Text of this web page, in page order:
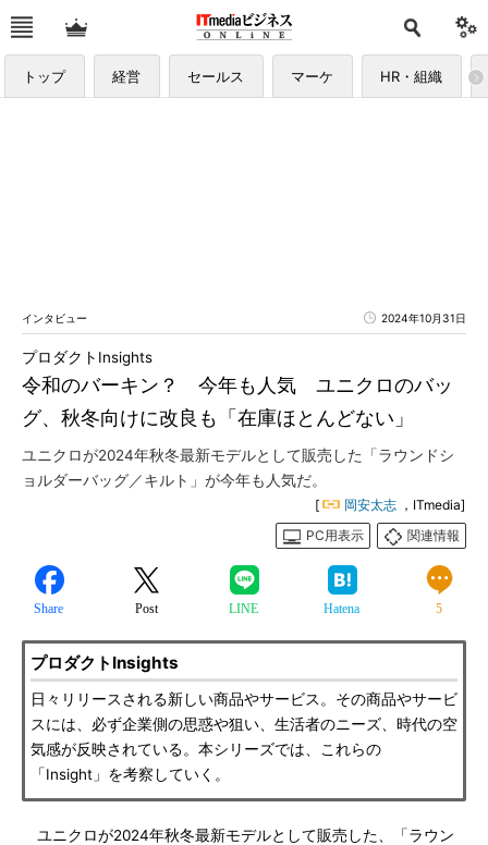
トップ 経営 セールス マーケ HR・組織
インタビュー 2024年10月31日
令和のバーキン？ 今年も人気 ユニクロのバッ
グ、秋冬向けに改良も「在庫ほとんどない」
プロダクトInsights
ユニクロが2024年秋冬最新モデルとして販売した「ラウンドシ
ョルダーバッグ／キルト」が今年も人気だ。
[ 岡安太志 ，ITmedia]
PC用表示
関連情報
Share Post LINE Hatena 5
プロダクトInsights
日々リリースされる新しい商品やサービス。その商品やサービ
スには、必ず企業側の思惑や狙い、生活者のニーズ、時代の空
気感が反映されている。本シリーズでは、これらの
「Insight」を考察していく。
ユニクロが2024年秋冬最新モデルとして販売した、「ラウン